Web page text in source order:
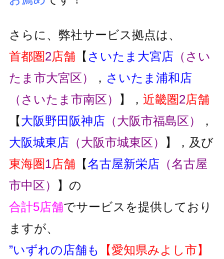
さらに、弊社サービス拠点は、
首都圏2店舗 【 さいたま大宮店 （さい
たま市大宮区）
， さいたま浦和店
（さいたま市南区）
】， 近畿圏2店舗
【大阪野田阪神店 （大阪市福島区）
，
大阪城東店 （大阪市城東区）
】，及び
東海圏1店舗 【名古屋新栄店 （名古屋
市中区）
】の
合計5店舗でサービスを提供しており
ますが、
”いずれの店舗も
【愛知県みよし市】